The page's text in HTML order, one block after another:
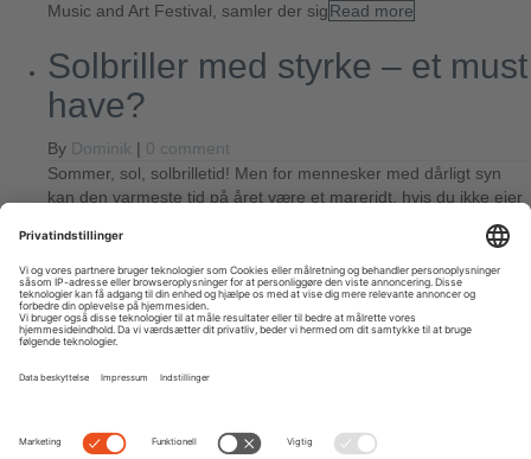
Music and Art Festival, samler der sigRead more
Solbriller med styrke – et must
have?
By Dominik | 0 comment
Sommer, sol, solbrilletid! Men for mennesker med dårligt syn
kan den varmeste tid på året være et mareridt, hvis du ikke ejer
en solbrille med styrke. Denne beskytter ikke kun dine øjne mod
det skarpe
Leave a Comment
You must belogged into post a comment.
Next Previous